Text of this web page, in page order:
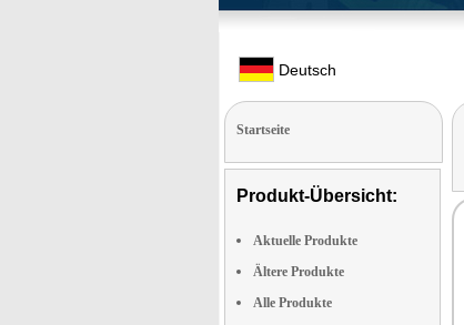
Deutsch
Startseite
Produkt-Übersicht:
Aktuelle Produkte
Ältere Produkte
Alle Produkte